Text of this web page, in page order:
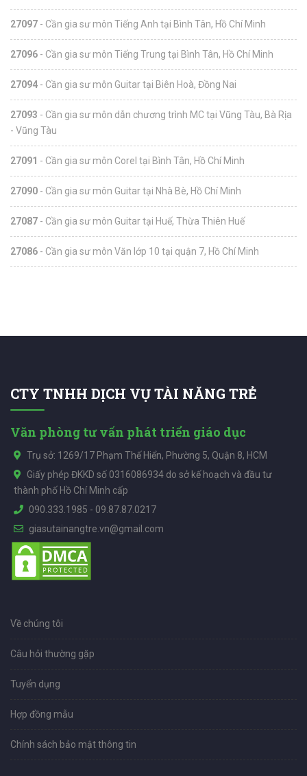
27097 - Cần gia sư môn Tiếng Anh tại Bình Tân, Hồ Chí Minh
27096 - Cần gia sư môn Tiếng Trung tại Bình Tân, Hồ Chí Minh
27094 - Cần gia sư môn Guitar tại Biên Hoà, Đồng Nai
27093 - Cần gia sư môn dẫn chương trình MC tại Vũng Tàu, Bà Rịa
- Vũng Tàu
27091 - Cần gia sư môn Corel tại Bình Tân, Hồ Chí Minh
27090 - Cần gia sư môn Guitar tại Nhà Bè, Hồ Chí Minh
27087 - Cần gia sư môn Guitar tại Huế, Thừa Thiên Huế
27086 - Cần gia sư môn Văn lớp 10 tại quận 7, Hồ Chí Minh
CTY TNHH DỊCH VỤ TÀI NĂNG TRẺ
Văn phòng tư vấn phát triển giáo dục
Trụ sở: 1269/17 Phạm Thế Hiển, Phường 5, Quận 8, HCM
Giấy phép ĐKKD số 0316086934 do sở kế hoạch và đầu tư
thành phố Hồ Chí Minh cấp
090.333.1985 - 09.87.87.0217
giasutainangtre.vn@gmail.com
Về chúng tôi
Câu hỏi thường gặp
Tuyển dụng
Hợp đồng mẫu
Chính sách bảo mật thông tin